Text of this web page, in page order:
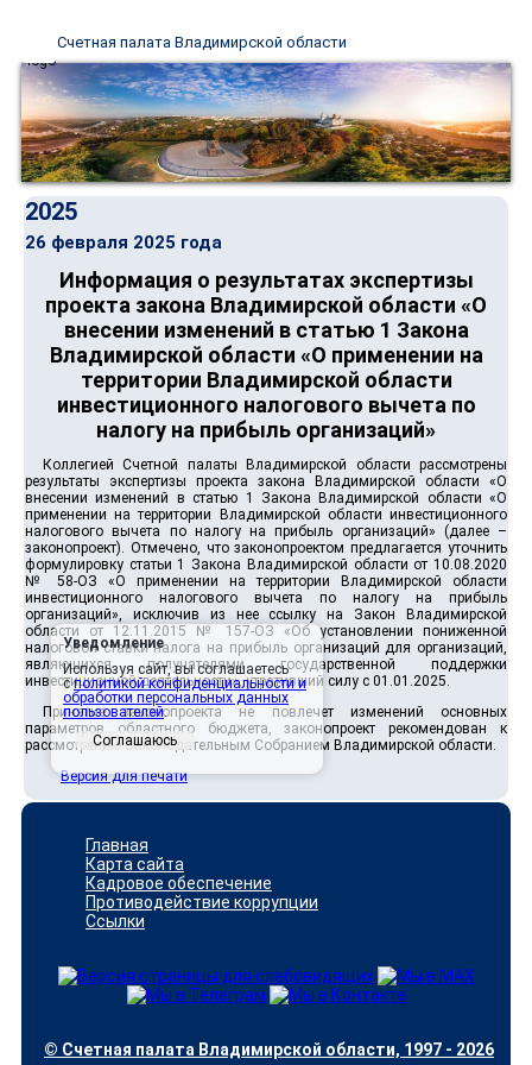
Счетная палата Владимирской области
2025
26 февраля 2025 года
Информация о результатах экспертизы
проекта закона Владимирской области «О
внесении изменений в статью 1 Закона
Владимирской области «О применении на
территории Владимирской области
инвестиционного налогового вычета по
налогу на прибыль организаций»
Коллегией Счетной палаты Владимирской области рассмотрены
результаты экспертизы проекта закона Владимирской области «О
внесении изменений в статью 1 Закона Владимирской области «О
применении на территории Владимирской области инвестиционного
налогового вычета по налогу на прибыль организаций» (далее –
законопроект). Отмечено, что законопроектом предлагается уточнить
формулировку статьи 1 Закона Владимирской области от 10.08.2020
№ 58-ОЗ «О применении на территории Владимирской области
инвестиционного налогового вычета по налогу на прибыль
организаций», исключив из нее ссылку на Закон Владимирской
области от 12.11.2015 № 157-ОЗ «Об установлении пониженной
налоговой ставки налога на прибыль организаций для организаций,
являющихся получателями государственной поддержки
инвестиционной деятельности», утративший силу с 01.01.2025.
Принятие законопроекта не повлечет изменений основных
параметров областного бюджета, законопроект рекомендован к
рассмотрению Законодательным Собранием Владимирской области.
Версия для печати
Главная
Карта сайта
Кадровое обеспечение
Противодействие коррупции
Ссылки
© Счетная палата Владимирской области, 1997 - 2026
Уведомление
Используя сайт, вы соглашаетесь
сполитикой конфиденциальности и
обработки персональных данных
пользователей.
Соглашаюсь